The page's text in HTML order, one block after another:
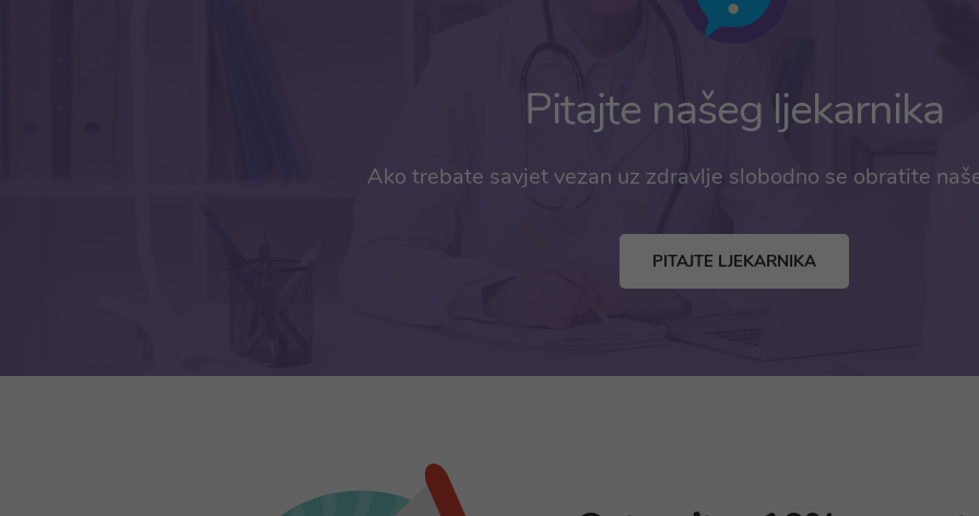
Pitajte našeg ljekarnika
Ako trebate savjet vezan uz zdravlje slobodno se obratite
PITAJTE LJEKARNIKA